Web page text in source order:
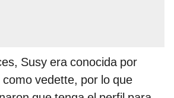
Susy era conocida por
vedette, por lo que